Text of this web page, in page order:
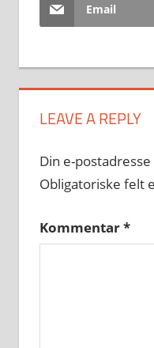
Email
LEAVE A REPLY
Din e-
Obligatoriske felt
Kommentar*